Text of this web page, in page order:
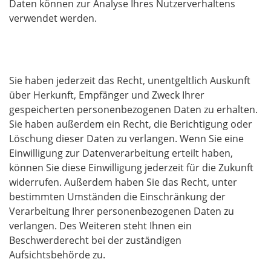
Daten können zur Analyse Ihres Nutzerverhaltens
verwendet werden.
Sie haben jederzeit das Recht, unentgeltlich Auskunft
über Herkunft, Empfänger und Zweck Ihrer
gespeicherten personenbezogenen Daten zu erhalten.
Sie haben außerdem ein Recht, die Berichtigung oder
Löschung dieser Daten zu verlangen. Wenn Sie eine
Einwilligung zur Datenverarbeitung erteilt haben,
können Sie diese Einwilligung jederzeit für die Zukunft
widerrufen. Außerdem haben Sie das Recht, unter
bestimmten Umständen die Einschränkung der
Verarbeitung Ihrer personenbezogenen Daten zu
verlangen. Des Weiteren steht Ihnen ein
Beschwerderecht bei der zuständigen
Aufsichtsbehörde zu.